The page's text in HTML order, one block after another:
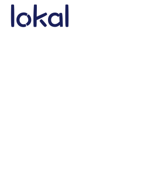
Skip to main content